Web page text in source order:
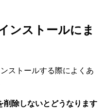
ンストールにま
ストールする際によくあ
除しないとどうなります